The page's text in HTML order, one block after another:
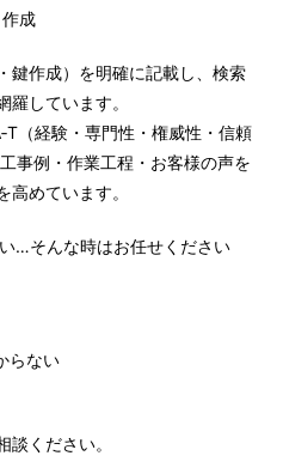
成
鍵作成）を明確に記載し、検索
しています。
（経験・専門性・権威性・信頼
事例・作業工程・お客様の声を
めています。
…そんな時はお任せください
らない
談ください。